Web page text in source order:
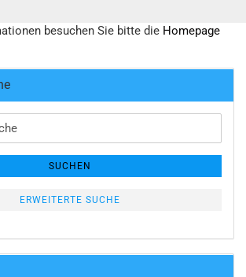
besuchen Sie bitte die Homepage
SUCHEN
ERWEITERTE SUCHE